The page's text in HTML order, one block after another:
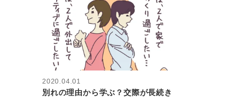
2020.04.01
別れの理由から学ぶ？交際が長続き